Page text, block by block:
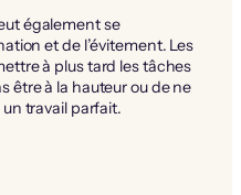
également se
et de l’évitement. Les
à plus tard les tâches
être à la hauteur ou de ne
travail parfait.